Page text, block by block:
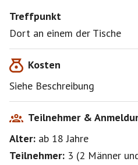
Begleitpersonen auf Anfrage.
Wer noch Fragen hat,
Treffpunkt
Dort an einem der Tische
Kosten
Siehe Beschreibung
Teilnehmer &
Alter: ab 18Jahre
Teilnehmer: 3 (2 Männer